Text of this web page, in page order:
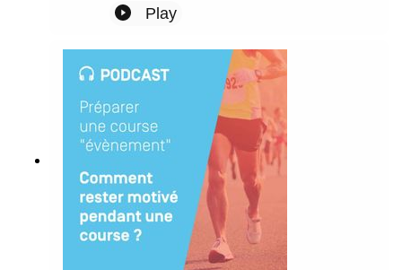
récupération d'après-course. Il explique les
bonnes pratiques à observer afin de gérer fatigue
récupérer.
Play